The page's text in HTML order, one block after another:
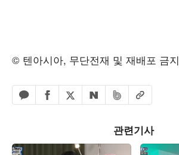
© 텐아시아, 무단전재 및 재배포 금지
카카오톡 공유하기
페이스북 공유하기
엑스 공유하기
네이버 공유하기
밴드 공유하기
URL복사
관련기사